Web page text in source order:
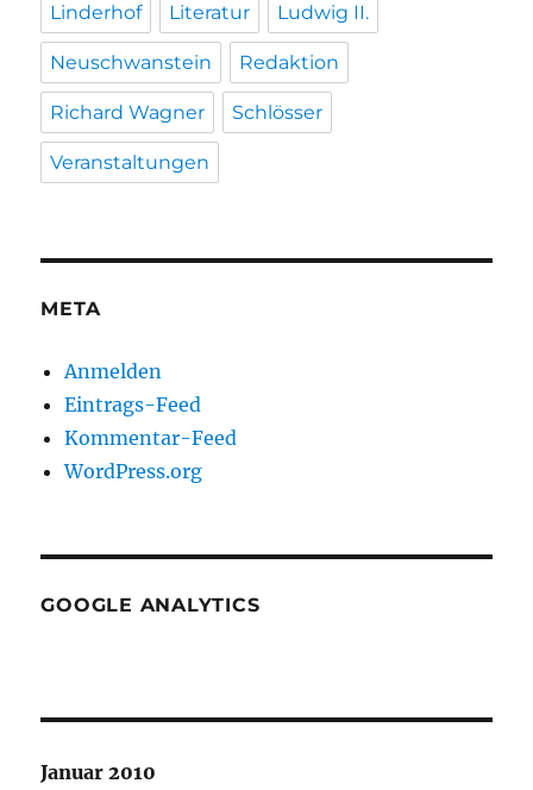
Linderhof Literatur Ludwig II.
Neuschwanstein Redaktion
Richard Wagner Schlösser
Veranstaltungen
META
Anmelden
Eintrags-Feed
Kommentar-Feed
WordPress.org
GOOGLE ANALYTICS
Januar 2010